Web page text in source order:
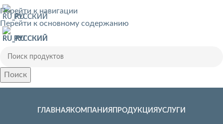
Перейти к навигации
Перейти к основному содержанию
РУССКИЙ
РУССКИЙ
Поиск
ГЛАВНАЯ КОМПАНИЯ ПРОДУКЦИЯУСЛУГИ